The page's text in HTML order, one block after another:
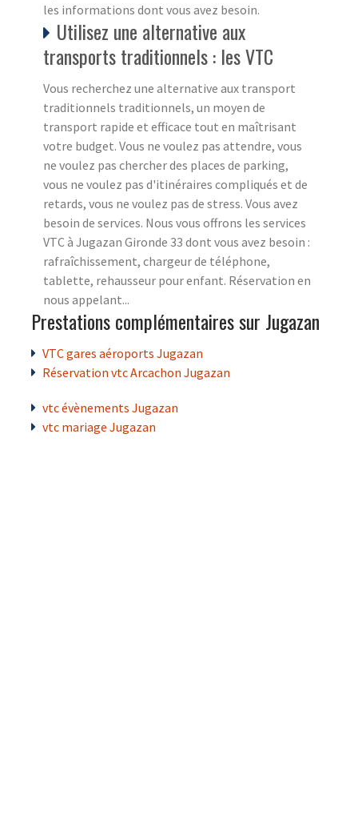
les informations dont vous avez besoin.
Utilisez une alternative aux
transports traditionnels : les VTC
Vous recherchez une alternative aux transport
traditionnels traditionnels, un moyen de
transport rapide et efficace tout en maîtrisant
votre budget. Vous ne voulez pas attendre, vous
ne voulez pas chercher des places de parking,
vous ne voulez pas d'itinéraires compliqués et de
retards, vous ne voulez pas de stress. Vous avez
besoin de services. Nous vous offrons les services
VTC à Jugazan Gironde 33 dont vous avez besoin :
rafraîchissement, chargeur de téléphone,
tablette, rehausseur pour enfant. Réservation en
nous appelant...
Prestations complémentaires sur Jugazan
VTC gares aéroports Jugazan
Réservation vtc Arcachon Jugazan
vtc évènements Jugazan
vtc mariage Jugazan